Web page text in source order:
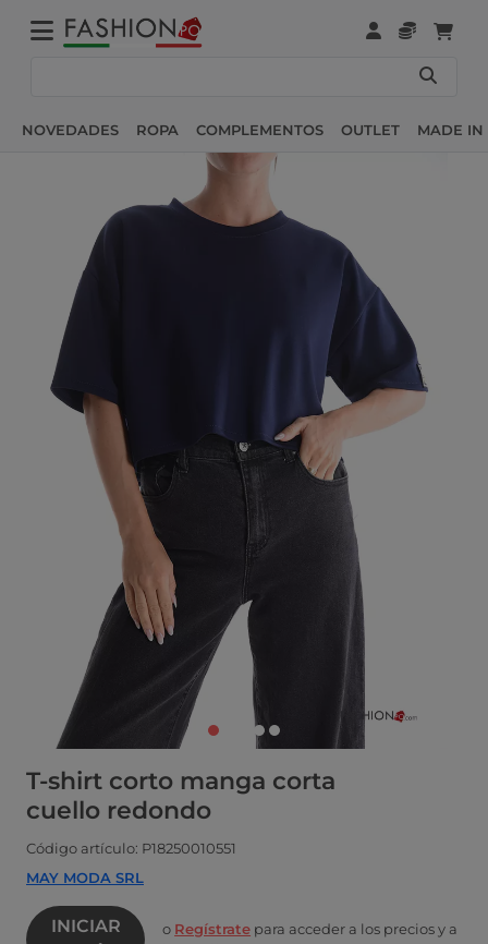
NOVEDADES ROPA COMPLEMENTOS OUTLET MADE IN
T-shirt corto manga corta
cuello redondo
Código artículo: P18250010551
MAY MODA SRL
INICIAR
o Regístrate para acceder a los precios y a